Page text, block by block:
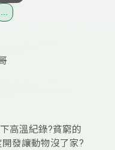
...
高溫紀錄?貧窮的
發讓動物沒了家?